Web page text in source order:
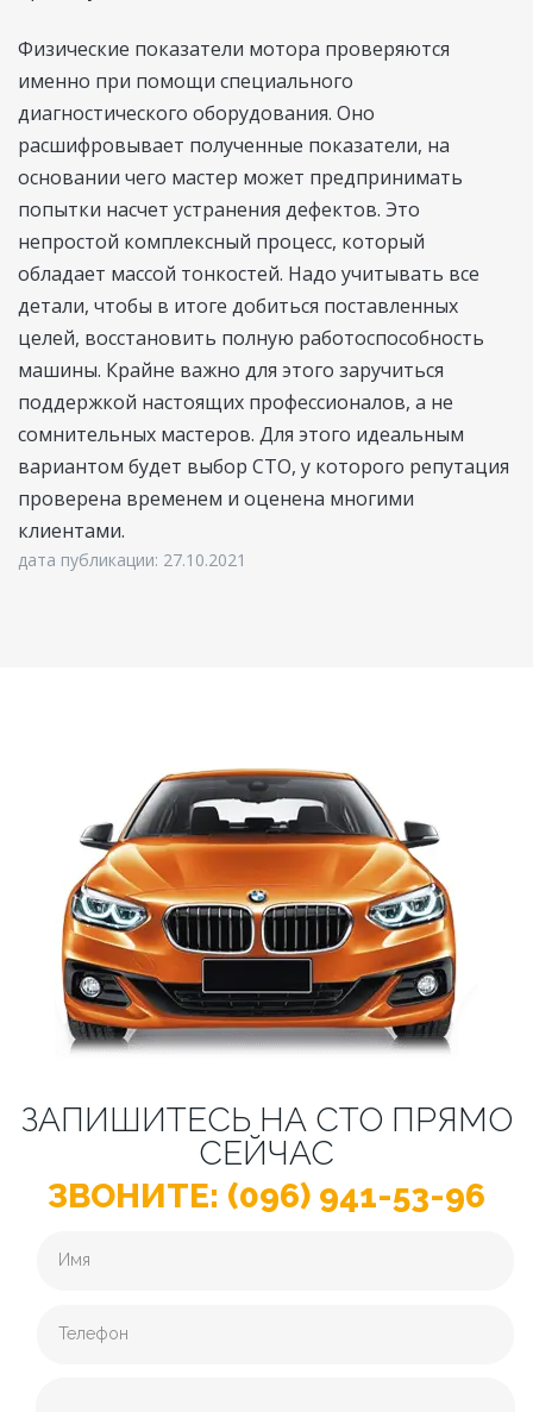
Физические показатели мотора проверяются
именно при помощи специального
диагностического оборудования. Оно
расшифровывает полученные показатели, на
основании чего мастер может предпринимать
попытки насчет устранения дефектов. Это
непростой комплексный процесс, который
обладает массой тонкостей. Надо учитывать все
детали, чтобы в итоге добиться поставленных
целей, восстановить полную работоспособность
машины. Крайне важно для этого заручиться
поддержкой настоящих профессионалов, а не
сомнительных мастеров. Для этого идеальным
вариантом будет выбор СТО, у которого репутация
проверена временем и оценена многими
клиентами.
дата публикации: 27.10.2021
ЗАПИШИТЕСЬ НА СТО ПРЯМО
СЕЙЧАС
ЗВОНИТЕ: (096) 941-53-96